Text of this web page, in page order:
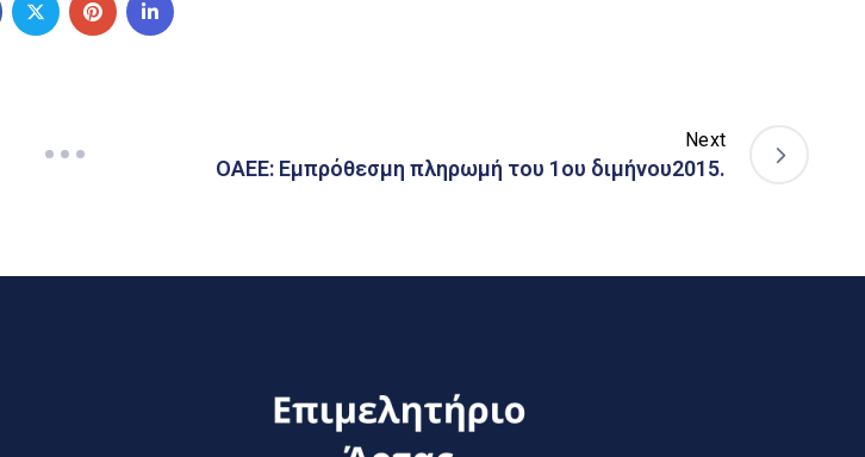
Next
ΟΑΕΕ: Εμπρόθεσμη πληρωμή του 1ου διμήνου2015.